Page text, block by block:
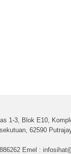
1-3, Blok E10,
62590
Emel :